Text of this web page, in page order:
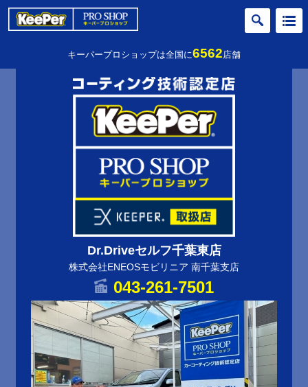
キーパープロショップは全国に6562店舗
Dr.Driveセルフ千葉東店
株式会社ENEOSモビリニア 南千葉支店
043-261-7501